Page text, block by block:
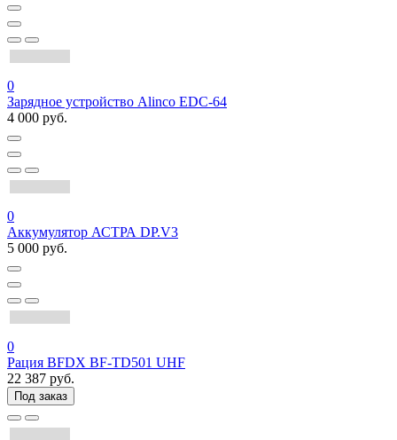
0
Зарядное устройство Alinco EDC-64
4 000 руб.
0
Аккумулятор АСТРА DP.V3
5 000 руб.
0
Рация BFDX BF-TD501 UHF
22 387 руб.
Под заказ